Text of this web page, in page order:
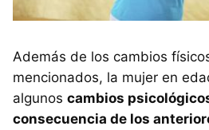
Además de los cambios
mencionados, la mujer en
algunos cambios
consecuencia de los